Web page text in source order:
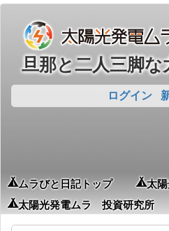
旦那と二人三脚な
ログイン
ムラびと日記トップ
太
太陽光発電ムラ 投資研究所